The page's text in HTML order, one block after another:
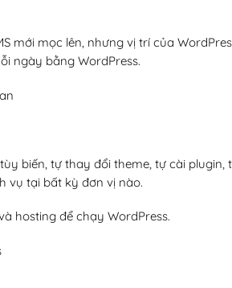
mới mọc lên, nhưng vị trí của
ngày bằng WordPress.
biến, tự thay đổi theme, tự cài
vụ tại bất kỳ đơn vị nào.
hosting để chạy WordPress.